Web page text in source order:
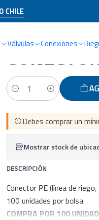
Válvulas Conexiones
CHILE
MINI VÁLVUAS
|
Cantidad
Debes comprar un
Mostrar stock de
DESCRIPCIÓN
Conector PE (línea de
100 unidades por bolsa.
COMPRA POR 100